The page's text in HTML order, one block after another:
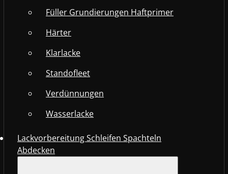
Füller Grundierungen Haftprimer
Härter
Klarlacke
Standofleet
Verdünnungen
Wasserlacke
Lackvorbereitung Schleifen Spachteln
Abdecken